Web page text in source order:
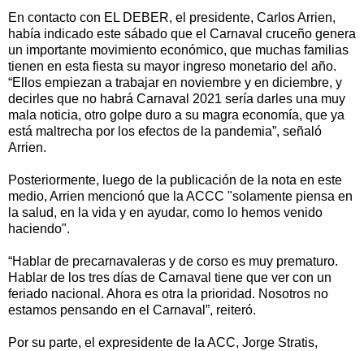
En contacto con EL DEBER, el presidente, Carlos Arrien,
había indicado este sábado que el Carnaval cruceño genera
un importante movimiento económico, que muchas familias
tienen en esta fiesta su mayor ingreso monetario del año.
“Ellos empiezan a trabajar en noviembre y en diciembre, y
decirles que no habrá Carnaval 2021 sería darles una muy
mala noticia, otro golpe duro a su magra economía, que ya
está maltrecha por los efectos de la pandemia”, señaló
Arrien.
Posteriormente, luego de la publicación de la nota en este
medio, Arrien mencionó que la ACCC "solamente piensa en
la salud, en la vida y en ayudar, como lo hemos venido
haciendo".
“Hablar de precarnavaleras y de corso es muy prematuro.
Hablar de los tres días de Carnaval tiene que ver con un
feriado nacional. Ahora es otra la prioridad. Nosotros no
estamos pensando en el Carnaval”, reiteró.
Por su parte, el expresidente de la ACC, Jorge Stratis,